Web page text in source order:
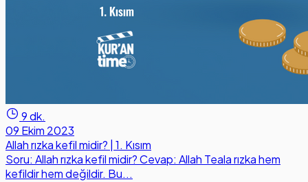
9 dk.
09 Ekim 2023
Allah rızka kefil midir? | 1. Kısım
Soru: Allah rızka kefil midir? Cevap: Allah Teala rızka hem
kefildir hem değildir. Bu...